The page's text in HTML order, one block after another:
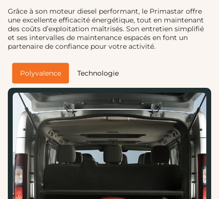
Grâce à son moteur diesel performant, le Primastar offre
une excellente efficacité énergétique, tout en maintenant
des coûts d’exploitation maîtrisés. Son entretien simplifié
et ses intervalles de maintenance espacés en font un
partenaire de confiance pour votre activité.
Polyvalence Technologie